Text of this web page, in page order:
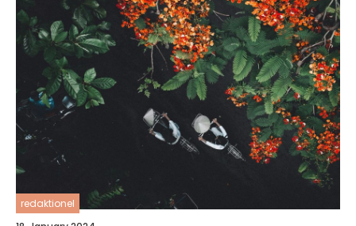
redaktionel